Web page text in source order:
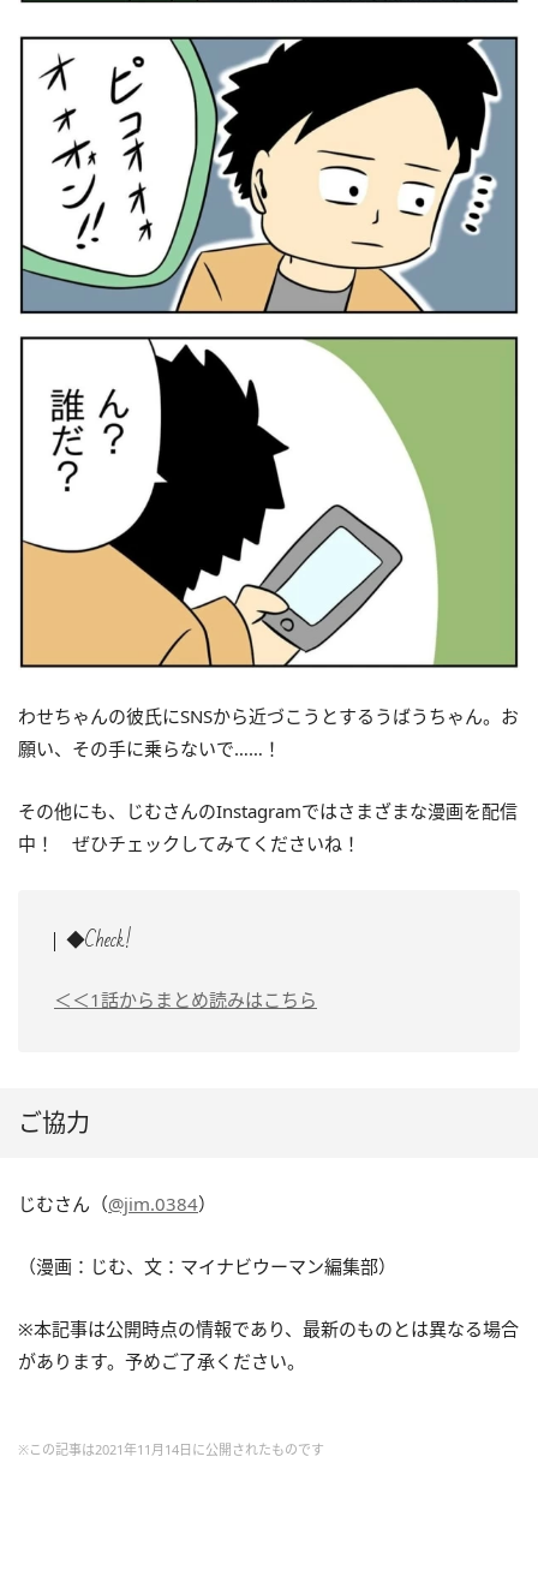
わせちゃんの彼氏にSNSから近づこうとするうばうちゃん。お
願い、その手に乗らないで……！
その他にも、じむさんのInstagramではさまざまな漫画を配信
中！ ぜひチェックしてみてくださいね！
◆Check!
＜＜1話からまとめ読みはこちら
ご協力
じむさん（@jim.0384）
（漫画：じむ、文：マイナビウーマン編集部）
※本記事は公開時点の情報であり、最新のものとは異なる場合
があります。予めご了承ください。
※この記事は2021年11月14日に公開されたものです